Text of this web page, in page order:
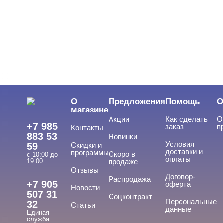
Конусная
Оливка
Пламевидная
Показать все
Cвернуть
Германия
+7 985
883 53
59
с 10:00 до
19:00
+7 905
507 31
32
Единая
служба
О
магазине
Контакты
Скидки и
программы
Отзывы
Новости
Статьи
Предложения
Акции
Новинки
Скоро в
продаже
Распродажа
Соцконтракт
Помощь
Как сделать
заказ
Условия
доставки и
оплаты
Договор-
оферта
Персональные
данные